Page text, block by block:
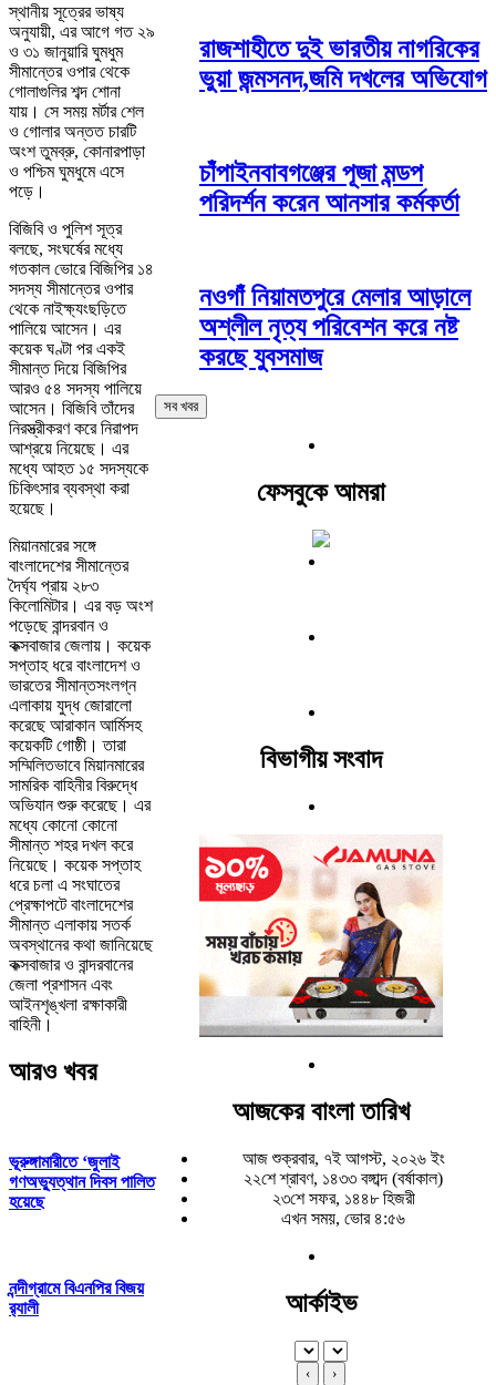
স্থানীয় সূত্রের ভাষ্য
অনুযায়ী, এর আগে গত ২৯
ও ৩১ জানুয়ারি ঘুমধুম
সীমান্তের ওপার থেকে
গোলাগুলির শব্দ শোনা
যায়। সে সময় মর্টার শেল
ও গোলার অন্তত চারটি
অংশ তুমব্রু, কোনারপাড়া
ও পশ্চিম ঘুমধুমে এসে
পড়ে।
বিজিবি ও পুলিশ সূত্র
বলছে, সংঘর্ষের মধ্যে
গতকাল ভোরে বিজিপির ১৪
সদস্য সীমান্তের ওপার
থেকে নাইক্ষ্যংছড়িতে
পালিয়ে আসেন। এর
কয়েক ঘণ্টা পর একই
সীমান্ত দিয়ে বিজিপির
আরও ৫৪ সদস্য পালিয়ে
আসেন। বিজিবি তাঁদের
নিরস্ত্রীকরণ করে নিরাপদ
আশ্রয়ে নিয়েছে। এর
মধ্যে আহত ১৫ সদস্যকে
চিকিৎসার ব্যবস্থা করা
হয়েছে।
মিয়ানমারের সঙ্গে
বাংলাদেশের সীমান্তের
দৈর্ঘ্য প্রায় ২৮৩
কিলোমিটার। এর বড় অংশ
পড়েছে বান্দরবান ও
কক্সবাজার জেলায়। কয়েক
সপ্তাহ ধরে বাংলাদেশ ও
ভারতের সীমান্তসংলগ্ন
এলাকায় যুদ্ধ জোরালো
করেছে আরাকান আর্মিসহ
কয়েকটি গোষ্ঠী। তারা
সম্মিলিতভাবে মিয়ানমারের
সামরিক বাহিনীর বিরুদ্ধে
অভিযান শুরু করেছে। এর
মধ্যে কোনো কোনো
সীমান্ত শহর দখল করে
নিয়েছে। কয়েক সপ্তাহ
ধরে চলা এ সংঘাতের
প্রেক্ষাপটে বাংলাদেশের
সীমান্ত এলাকায় সতর্ক
অবস্থানের কথা জানিয়েছে
কক্সবাজার ও বান্দরবানের
জেলা প্রশাসন এবং
আইনশৃঙ্খলা রক্ষাকারী
বাহিনী।
আরও খবর
ভূরুঙ্গামারীতে ‘জুলাই
গণঅভ্যুত্থান দিবস পালিত
হয়েছে
নন্দীগ্রামে বিএনপির বিজয়
র‌্যালী
রাজশাহীতে দুই ভারতীয় নাগরিকের
ভুয়া জন্মসনদ,জমি দখলের অভিযোগ
চাঁপাইনবাবগঞ্জের পূজা মন্ডপ
পরিদর্শন করেন আনসার কর্মকর্তা
নওগাঁ নিয়ামতপুরে মেলার আড়ালে
অশ্লীল নৃত্য পরিবেশন করে নষ্ট
করছে যুবসমাজ
সব খবর
ফেসবুকে আমরা
বিভাগীয় সংবাদ
আজকের বাংলা তারিখ
আজ শুক্রবার, ৭ই আগস্ট, ২০২৬ ইং
২২শে শ্রাবণ, ১৪৩৩ বঙ্গাব্দ (বর্ষাকাল)
২৩শে সফর, ১৪৪৮ হিজরী
এখন সময়, ভোর ৪:৫৬
আর্কাইভ
‹ ›